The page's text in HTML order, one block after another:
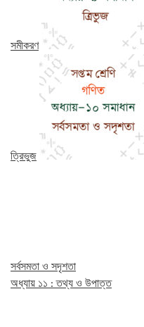
সমীকরণ
ত্রিভুজ
সর্বসমতা ও সদৃশতা
অধ্যায় ১১ : তথ্য ও উপাত্ত